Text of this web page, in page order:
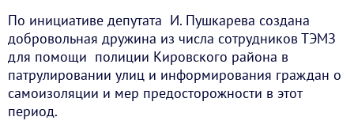
По инициативе депутата И. Пушкарева создана
добровольная дружина из числа сотрудников ТЭМЗ
для помощи полиции Кировского района в
патрулировании улиц и информирования граждан о
самоизоляции и мер предосторожности в этот
период.